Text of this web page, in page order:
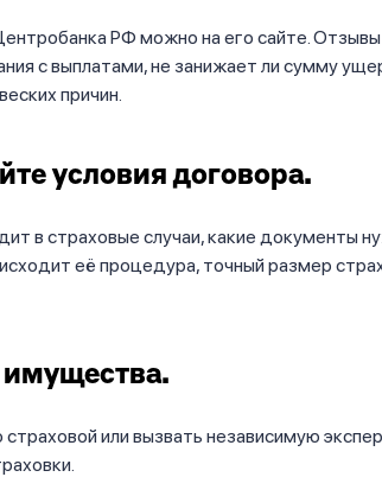
РФ можно на его сайте.
с выплатами, не занижает ли сумму
причин.
условия договора.
в страховые случаи, какие документы
её процедура, точный размер
имущества.
или вызвать независимую